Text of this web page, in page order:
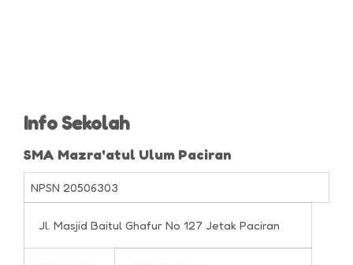
Info Sekolah
SMA Mazra'atul Ulum Paciran
NPSN 20506303
Jl. Masjid Baitul Ghafur No 127 Jetak Paciran